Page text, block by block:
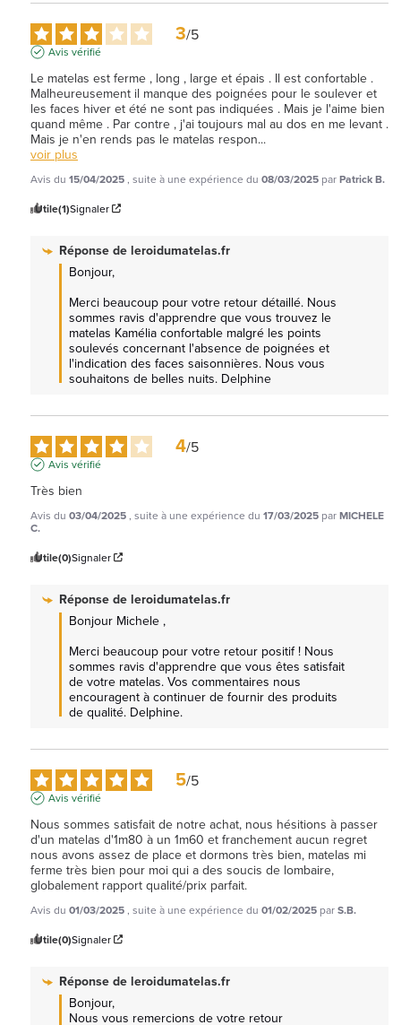
3/5
Avis vérifié
Le matelas est ferme , long , large et épais . Il est confortable .
Malheureusement il manque des poignées pour le soulever et
les faces hiver et été ne sont pas indiquées . Mais je l'aime bien
quand même . Par contre , j'ai toujours mal au dos en me levant .
Mais je n'en rends pas le matelas respon...
voir plus
Avis du 15/04/2025, suite à une expérience du 08/03/2025 parPatrick B.
Utile(1)Signaler
Réponse deleroidumatelas.fr
Bonjour,
Merci beaucoup pour votre retour détaillé. Nous
sommes ravis d'apprendre que vous trouvez le
matelas Kamélia confortable malgré les points
soulevés concernant l'absence de poignées et
l'indication des faces saisonnières. Nous vous
souhaitons de belles nuits. Delphine
4/5
Avis vérifié
Très bien
Avis du 03/04/2025, suite à une expérience du 17/03/2025 parMICHELE
C.
Utile(0)Signaler
Réponse deleroidumatelas.fr
Bonjour Michele ,
Merci beaucoup pour votre retour positif ! Nous
sommes ravis d'apprendre que vous êtes satisfait
de votre matelas. Vos commentaires nous
encouragent à continuer de fournir des produits
de qualité. Delphine.
5/5
Avis vérifié
Nous sommes satisfait de notre achat, nous hésitions à passer
d'un matelas d'1m80 à un 1m60 et franchement aucun regret
nous avons assez de place et dormons très bien, matelas mi
ferme très bien pour moi qui a des soucis de lombaire,
globalement rapport qualité/prix parfait.
Avis du 01/03/2025, suite à une expérience du 01/02/2025 parS.B.
Utile(0)Signaler
Réponse deleroidumatelas.fr
Bonjour,
Nous vous remercions de votre retour